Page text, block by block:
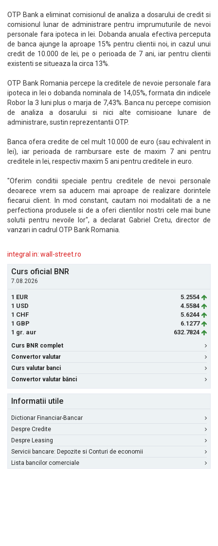
OTP Bank a eliminat comisionul de analiza a dosarului de credit si
comisionul lunar de administrare pentru imprumuturile de nevoi
personale fara ipoteca in lei. Dobanda anuala efectiva perceputa
de banca ajunge la aproape 15% pentru clientii noi, in cazul unui
credit de 10.000 de lei, pe o perioada de 7 ani, iar pentru clientii
existenti se situeaza la circa 13%.
OTP Bank Romania percepe la creditele de nevoie personale fara
ipoteca in lei o dobanda nominala de 14,05%, formata din indicele
Robor la 3 luni plus o marja de 7,43%. Banca nu percepe comision
de analiza a dosarului si nici alte comisioane lunare de
administrare, sustin reprezentantii OTP.
Banca ofera credite de cel mult 10.000 de euro (sau echivalent in
lei), iar perioada de rambursare este de maxim 7 ani pentru
creditele in lei, respectiv maxim 5 ani pentru creditele in euro.
"Oferim conditii speciale pentru creditele de nevoi personale
deoarece vrem sa aducem mai aproape de realizare dorintele
fiecarui client. In mod constant, cautam noi modalitati de a ne
perfectiona produsele si de a oferi clientilor nostri cele mai bune
solutii pentru nevoile lor", a declarat Gabriel Cretu, director de
vanzari in cadrul OTP Bank Romania.
integral in: wall-street.ro
Curs oficial BNR
7.08.2026
1 EUR
5.2554
1 USD
4.5584
1 CHF
5.6244
1 GBP
6.1277
1 gr. aur
632.7824
Curs BNR complet
Convertor valutar
Curs valutar banci
Convertor valutar bănci
Informatii utile
Dictionar Financiar-Bancar
Despre Credite
Despre Leasing
Servicii bancare: Depozite si Conturi de economii
Lista bancilor comerciale